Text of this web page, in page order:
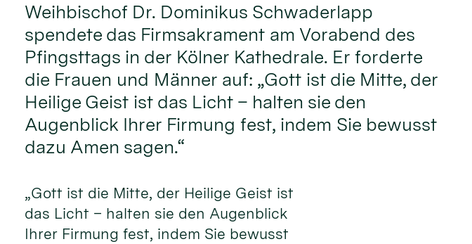
Weihbischof Dr. Dominikus Schwaderlapp
spendete das Firmsakrament am Vorabend des
Pfingsttags in der Kölner Kathedrale. Er forderte
die Frauen und Männer auf: „Gott ist die Mitte, der
Heilige Geist ist das Licht – halten sie den
Augenblick Ihrer Firmung fest, indem Sie bewusst
dazu Amen sagen.“
„Gott ist die Mitte, der Heilige Geist ist
das Licht – halten sie den Augenblick
Ihrer Firmung fest, indem Sie bewusst